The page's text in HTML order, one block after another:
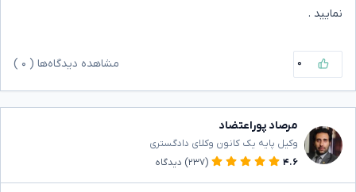
نمایید .
۰ مشاهده دیدگاه‌ها ( ۰
مرصاد پوراعتضاد
وکیل پایه یک کانون وکلای دادگستری
۴.۶
(۲۳۷) دیدگاه